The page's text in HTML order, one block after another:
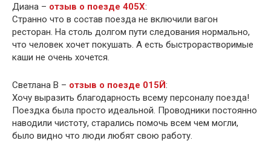
Диана – отзыв о поезде 405Х:
Странно что в состав поезда не включили вагон
ресторан. На столь долгом пути следования нормально,
что человек хочет покушать. А есть быстрорастворимые
каши не очень хочется.
Светлана В – отзыв о поезде 015Й:
Хочу выразить благодарность всему персоналу поезда!
Поездка была просто идеальной. Проводники постоянно
наводили чистоту, старались помочь всем чем могли,
было видно что люди любят свою работу.